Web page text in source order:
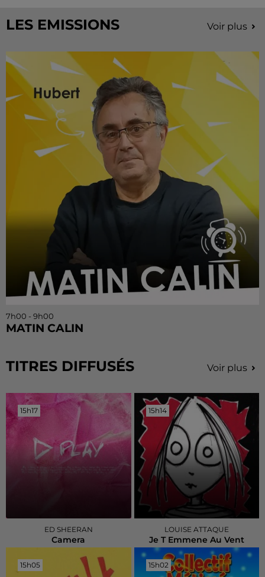
LES EMISSIONS Voir plus
7h00 - 9h00
MATIN CALIN
TITRES DIFFUSÉS Voir plus
15h17
15h17
ED SHEERAN
Camera
15h14
15h14
LOUISE ATTAQUE
Je T Emmene Au Vent
15h05
15h05 15h02
15h02